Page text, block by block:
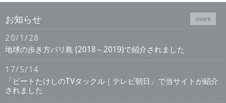
お知らせ more
20/1/28
地球の歩き方バリ島 (2018～2019)で紹介されました
17/5/14
「ビートたけしのTVタックル｜テレビ朝日」で当サイトが紹介
されました